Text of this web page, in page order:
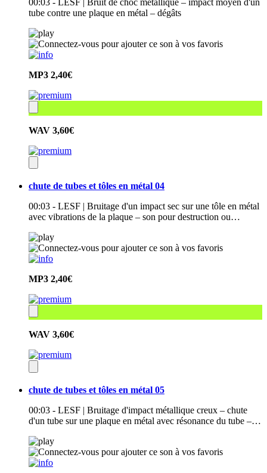
00:03 - LESF | Bruit de choc métallique – impact moyen d'un
tube contre une plaque en métal – dégâts
MP3 2,40€
WAV 3,60€
chute de tubes et tôles en métal 04
00:03 - LESF | Bruitage d'un impact sec sur une tôle en métal
avec vibrations de la plaque – son pour destruction ou…
MP3 2,40€
WAV 3,60€
chute de tubes et tôles en métal 05
00:03 - LESF | Bruitage d'impact métallique creux – chute
d'un tube sur une plaque en métal avec résonance du tube –…